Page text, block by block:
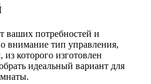
ваших потребностей и
внимание тип управления,
которого изготовлен
идеальный вариант для